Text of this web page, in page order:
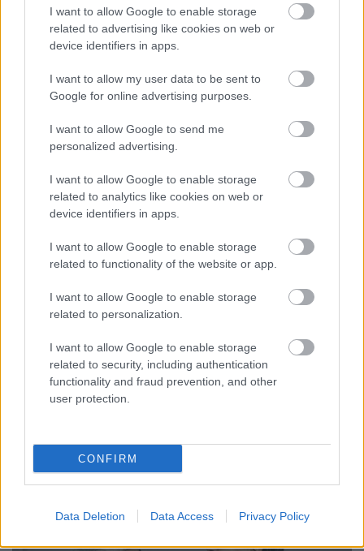
I want to allow Google to enable storage
related to advertising like cookies on web or
device identifiers in apps.
I want to allow my user data to be sent to
Google for online advertising purposes.
I want to allow Google to send me
personalized advertising.
I want to allow Google to enable storage
related to analytics like cookies on web or
device identifiers in apps.
I want to allow Google to enable storage
related to functionality of the website or app.
I want to allow Google to enable storage
related to personalization.
I want to allow Google to enable storage
related to security, including authentication
functionality and fraud prevention, and other
user protection.
CONFIRM
Data Deletion Data Access Privacy Policy
9.
10.
11.